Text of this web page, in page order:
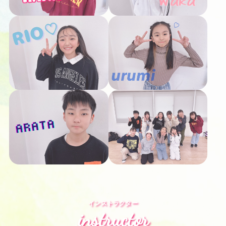
instructor
インストラクター